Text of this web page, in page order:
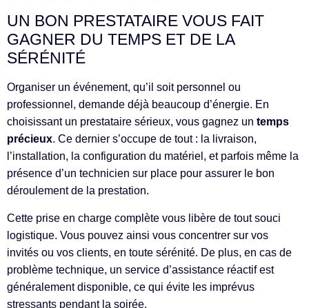
UN BON PRESTATAIRE VOUS FAIT
GAGNER DU TEMPS ET DE LA
SÉRÉNITÉ
Organiser un événement, qu’il soit personnel ou
professionnel, demande déjà beaucoup d’énergie. En
choisissant un prestataire sérieux, vous gagnez un temps
précieux. Ce dernier s’occupe de tout : la livraison,
l’installation, la configuration du matériel, et parfois même la
présence d’un technicien sur place pour assurer le bon
déroulement de la prestation.
Cette prise en charge complète vous libère de tout souci
logistique. Vous pouvez ainsi vous concentrer sur vos
invités ou vos clients, en toute sérénité. De plus, en cas de
problème technique, un service d’assistance réactif est
généralement disponible, ce qui évite les imprévus
stressants pendant la soirée.